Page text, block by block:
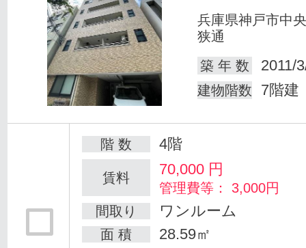
兵庫県神戸市中
狭通
築 年 数
2011/
建物階数 7階建
階 数 4階
賃料 70,000 円
管理費等： 3,000円
間取り
ワンルーム
面 積 28.59㎡